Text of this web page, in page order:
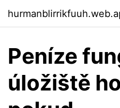
Peníze
úložiště